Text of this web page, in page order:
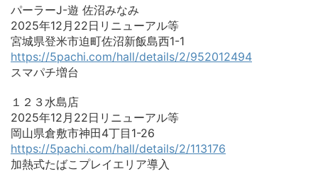
パーラーJ-遊 佐沼みなみ
2025年12月22日リニューアル等
宮城県登米市迫町佐沼新飯島西1-1
https://5pachi.com/hall/details/2/952012494
スマパチ増台
１２３水島店
2025年12月22日リニューアル等
岡山県倉敷市神田4丁目1-26
https://5pachi.com/hall/details/2/113176
加熱式たばこプレイエリア導入